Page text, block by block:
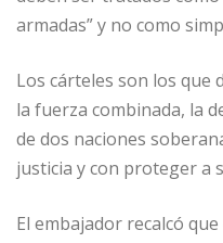
armadas” y no como
Los cárteles son los que
la fuerza combinada, la
de dos naciones
justicia y con proteger a
El embajador recalcó